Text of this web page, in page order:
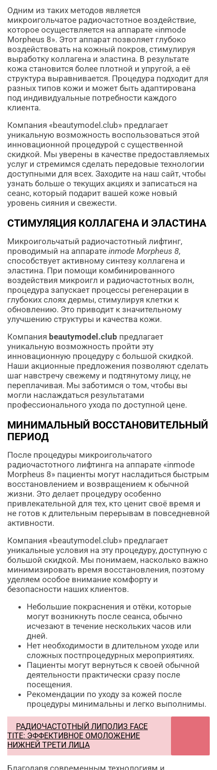
Одним из таких методов является
микроигольчатое радиочастотное воздействие,
которое осуществляется на аппарате «inmode
Morpheus 8». Этот аппарат позволяет глубоко
воздействовать на кожный покров, стимулируя
выработку коллагена и эластина. В результате
кожа становится более плотной и упругой, а её
структура выравнивается. Процедура подходит для
разных типов кожи и может быть адаптирована
под индивидуальные потребности каждого
клиента.
Компания «beautymodel.club» предлагает
уникальную возможность воспользоваться этой
инновационной процедурой с существенной
скидкой. Мы уверены в качестве предоставляемых
услуг и стремимся сделать передовые технологии
доступными для всех. Заходите на наш сайт, чтобы
узнать больше о текущих акциях и записаться на
сеанс, который подарит вашей коже новый
уровень сияния и свежести.
СТИМУЛЯЦИЯ КОЛЛАГЕНА И ЭЛАСТИНА
Микроигольчатый радиочастотный лифтинг,
проводимый на аппарате inmode Morpheus 8,
способствует активному синтезу коллагена и
эластина. При помощи комбинированного
воздействия микроигл и радиочастотных волн,
процедура запускает процессы регенерации в
глубоких слоях дермы, стимулируя клетки к
обновлению. Это приводит к значительному
улучшению структуры и качества кожи.
Компания beautymodel.club предлагает
уникальную возможность пройти эту
инновационную процедуру с большой скидкой.
Наши акционные предложения позволяют сделать
шаг навстречу свежему и подтянутому лицу, не
переплачивая. Мы заботимся о том, чтобы вы
могли наслаждаться результатами
профессионального ухода по доступной цене.
МИНИМАЛЬНЫЙ ВОССТАНОВИТЕЛЬНЫЙ
ПЕРИОД
После процедуры микроигольчатого
радиочастотного лифтинга на аппарате «inmode
Morpheus 8» пациенты могут насладиться быстрым
восстановлением и возвращением к обычной
жизни. Это делает процедуру особенно
привлекательной для тех, кто ценит своё время и
не готов к длительным перерывам в повседневной
активности.
Компания «beautymodel.club» предлагает
уникальные условия на эту процедуру, доступную с
большой скидкой. Мы понимаем, насколько важно
минимизировать время восстановления, поэтому
уделяем особое внимание комфорту и
безопасности наших клиентов.
Небольшие покраснения и отёки, которые
могут возникнуть после сеанса, обычно
исчезают в течение нескольких часов или
дней.
Нет необходимости в длительном уходе или
сложных постпроцедурных мероприятиях.
Пациенты могут вернуться к своей обычной
деятельности практически сразу после
посещения.
Рекомендации по уходу за кожей после
процедуры минимальны и легко выполнимы.
РАДИОЧАСТОТНЫЙ ЛИПОЛИЗ FACE
TITE: ЭФФЕКТИВНОЕ ОМОЛОЖЕНИЕ
НИЖНЕЙ ТРЕТИ ЛИЦА
Благодаря современным технологиям и